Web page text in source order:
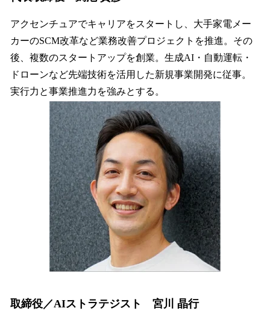
アクセンチュアでキャリアをスタートし、大手家電メー
カーのSCM改革など業務改善プロジェクトを推進。その
後、複数のスタートアップを創業。生成AI・自動運転・
ドローンなど先端技術を活用した新規事業開発に従事。
実行力と事業推進力を強みとする。
取締役／AIストラテジスト 宮川 晶行